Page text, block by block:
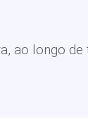
ao longo